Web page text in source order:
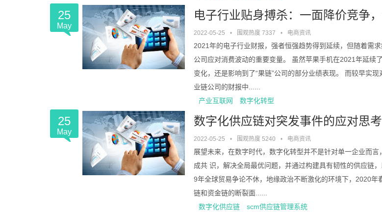
25
May
电子行业贴身搏杀：一面降价竞争
2022-05-25 • 围观热度 7337 • 电商资讯
2021年的电子行业财报，强者恒强趋势得到延续，但随着需
公司应对消费波动的重要变量。 虽然苹果手机在2021年延续
变化，还是影响到了“果链”公司的部分业绩表现。 而较早实
业链公司的财报中......
产业互联网
数字化转型
25
May
数字化供应链对突发事件的应对思考
2022-05-25 • 围观热度 5240 • 电商资讯
展望未来，在数字时代，数字化转型并不是针对单一企业而
成共 识，解决全局最优问题，并通过构建具有韧性的供应链
9年全球贸易争论不休，地缘政治不断激化的环境下，2020
链和资金链的断裂面......
数字化供应链
scm供应链管理系统